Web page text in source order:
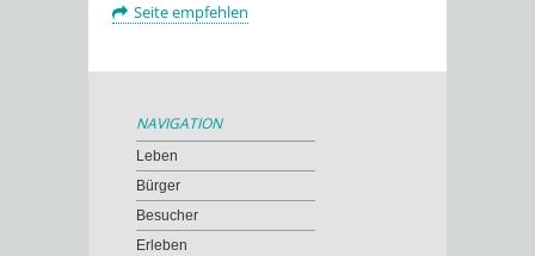
Seite empfehlen
NAVIGATION
Leben
Bürger
Besucher
Erleben